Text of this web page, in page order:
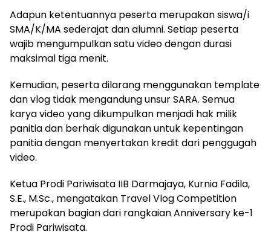
Adapun ketentuannya peserta merupakan siswa/i
SMA/K/MA sederajat dan alumni. Setiap peserta
wajib mengumpulkan satu video dengan durasi
maksimal tiga menit.
Kemudian, peserta dilarang menggunakan template
dan vlog tidak mengandung unsur SARA. Semua
karya video yang dikumpulkan menjadi hak milik
panitia dan berhak digunakan untuk kepentingan
panitia dengan menyertakan kredit dari penggugah
video.
Ketua Prodi Pariwisata IIB Darmajaya, Kurnia Fadila,
S.E., M.Sc., mengatakan Travel Vlog Competition
merupakan bagian dari rangkaian Anniversary ke-1
Prodi Pariwisata.